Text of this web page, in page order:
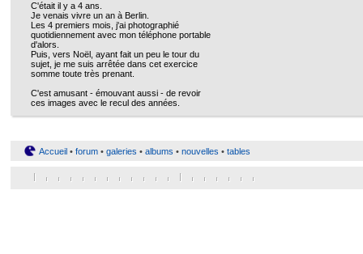
C'était il y a 4 ans.
Je venais vivre un an à Berlin.
Les 4 premiers mois, j'ai photographié
quotidiennement avec mon téléphone portable
d'alors.
Puis, vers Noël, ayant fait un peu le tour du
sujet, je me suis arrêtée dans cet exercice
somme toute très prenant.
C'est amusant - émouvant aussi - de revoir
ces images avec le recul des années.
Accueil • forum • galeries • albums • nouvelles • tables